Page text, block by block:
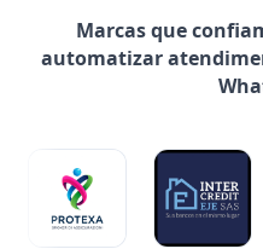
Marcas que
automatizar